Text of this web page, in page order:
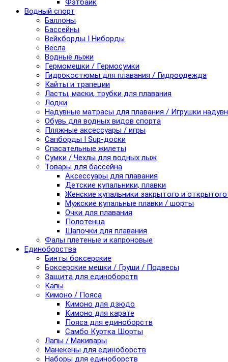
Фэтбайк
Водный спорт
Баллоны
Бассейны
Вейкборды I Ниборды
Вёсла
Водные лыжи
Гермомешки / Гермосумки
Гидрокостюмы для плавания / Гидроодежда
Кайты и трапеции
Ласты, маски, трубки для плавания
Лодки
Надувные матрасы для плавания / Игрушки
Обувь для водных видов спорта
Пляжные аксессуары / игры
Сапборды I Sup-доски
Спасательные жилеты
Сумки / Чехлы для водных лыж
Товары для бассейна
Аксессуары для плавания
Детские купальники, плавки
Женские купальники закрытого и
Мужские купальные плавки / шорты
Очки для плавания
Полотенца
Шапочки для плавания
Фалы плетеные и капроновые
Единоборства
Бинты боксерские
Боксерские мешки / Груши / Подвесы
Защита для единоборств
Капы
Кимоно / Пояса
Кимоно для дзюдо
Кимоно для карате
Пояса для единоборств
Самбо Куртка Шорты
Лапы / Макивары
Манекены для единоборств
Наборы для единоборств